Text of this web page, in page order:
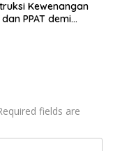
Kewenangan
PPAT demi
fields are